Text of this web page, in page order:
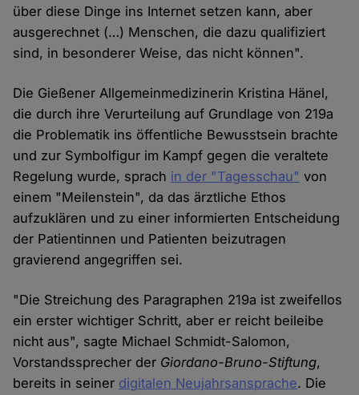
über diese Dinge ins Internet setzen kann, aber
ausgerechnet (…) Menschen, die dazu qualifiziert
sind, in besonderer Weise, das nicht können".
Die Gießener Allgemeinmedizinerin Kristina Hänel,
die durch ihre Verurteilung auf Grundlage von 219a
die Problematik ins öffentliche Bewusstsein brachte
und zur Symbolfigur im Kampf gegen die veraltete
Regelung wurde, sprach in der "Tagesschau" von
einem "Meilenstein", da das ärztliche Ethos
aufzuklären und zu einer informierten Entscheidung
der Patientinnen und Patienten beizutragen
gravierend angegriffen sei.
"Die Streichung des Paragraphen 219a ist zweifellos
ein erster wichtiger Schritt, aber er reicht beileibe
nicht aus", sagte Michael Schmidt-Salomon,
Vorstandssprecher der Giordano-Bruno-Stiftung,
bereits in seiner digitalen Neujahrsansprache. Die